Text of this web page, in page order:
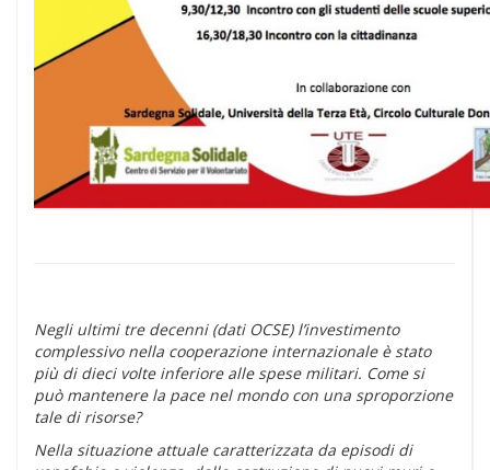
Negli ultimi tre decenni (dati OCSE) l’investimento
complessivo nella cooperazione internazionale è stato
più di dieci volte inferiore alle spese militari. Come si
può mantenere la pace nel mondo con una sproporzione
tale di risorse?
Nella situazione attuale caratterizzata da episodi di